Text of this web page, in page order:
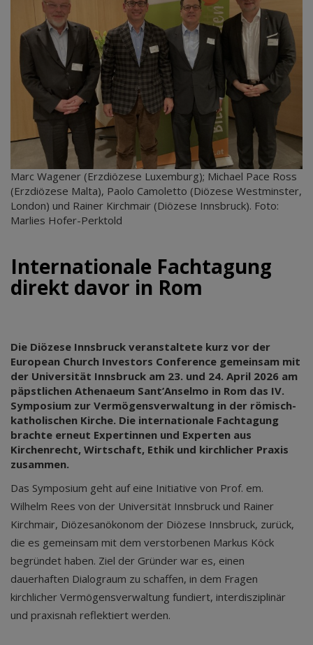
Marc Wagener (Erzdiözese Luxemburg); Michael Pace Ross
(Erzdiözese Malta), Paolo Camoletto (Diözese Westminster,
London) und Rainer Kirchmair (Diözese Innsbruck). Foto:
Marlies Hofer-Perktold
Internationale Fachtagung
direkt davor in Rom
Die Diözese Innsbruck veranstaltete kurz vor der
European Church Investors Conference gemeinsam mit
der Universität Innsbruck am 23. und 24. April 2026 am
päpstlichen Athenaeum Sant’Anselmo in Rom das IV.
Symposium zur Vermögensverwaltung in der römisch-
katholischen Kirche. Die internationale Fachtagung
brachte erneut Expertinnen und Experten aus
Kirchenrecht, Wirtschaft, Ethik und kirchlicher Praxis
zusammen.
Das Symposium geht auf eine Initiative von Prof. em.
Wilhelm Rees von der Universität Innsbruck und Rainer
Kirchmair, Diözesanökonom der Diözese Innsbruck, zurück,
die es gemeinsam mit dem verstorbenen Markus Köck
begründet haben. Ziel der Gründer war es, einen
dauerhaften Dialograum zu schaffen, in dem Fragen
kirchlicher Vermögensverwaltung fundiert, interdisziplinär
und praxisnah reflektiert werden.